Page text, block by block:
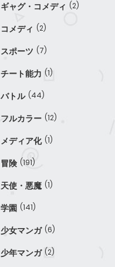
ギャグ・コメディ (2)
コメディ (2)
スポーツ (7)
チート能力 (1)
バトル (44)
フルカラー (12)
メディア化 (1)
冒険 (191)
天使・悪魔 (1)
学園 (141)
少女マンガ (6)
少年マンガ (2)